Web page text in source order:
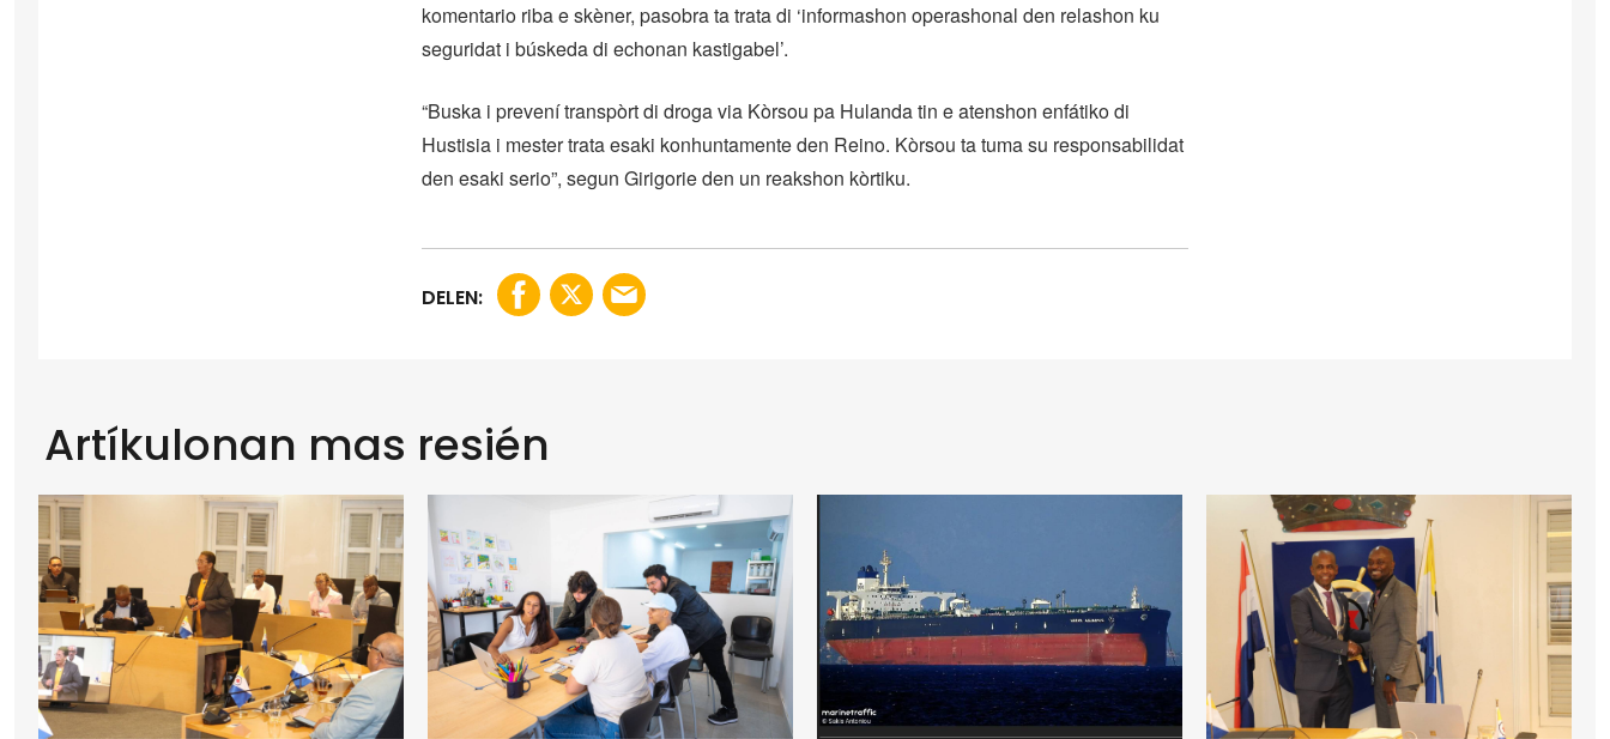
komentario riba e skèner, pasobra ta trata di ‘informashon operashonal den relashon ku
seguridat i búskeda di echonan kastigabel’.
“Buska i prevení transpòrt di droga via Kòrsou pa Hulanda tin e atenshon enfátiko di
Hustisia i mester trata esaki konhuntamente den Reino. Kòrsou ta tuma su responsabilidat
den esaki serio”, segun Girigorie den un reakshon kòrtiku.
DELEN:
Artíkulonan mas resién